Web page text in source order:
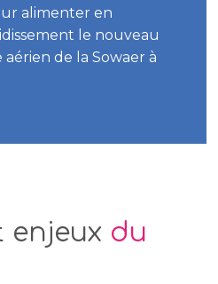
alimenter en
le nouveau
de la Sowaer à
enjeux du